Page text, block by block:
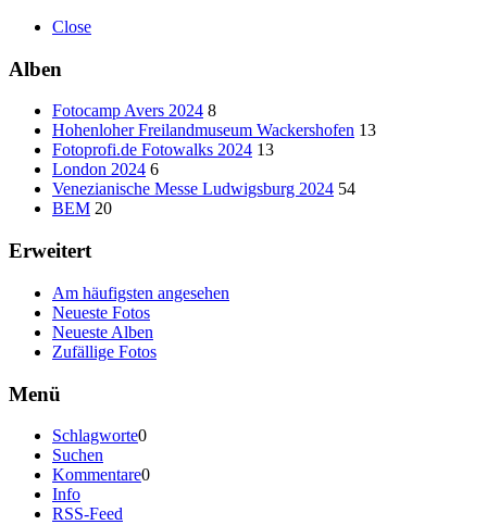
Close
Alben
Fotocamp Avers 2024 8
Hohenloher Freilandmuseum Wackershofen 13
Fotoprofi.de Fotowalks 2024 13
London 2024 6
Venezianische Messe Ludwigsburg 2024 54
BEM 20
Erweitert
Am häufigsten angesehen
Neueste Fotos
Neueste Alben
Zufällige Fotos
Menü
Schlagworte0
Suchen
Kommentare0
Info
RSS-Feed